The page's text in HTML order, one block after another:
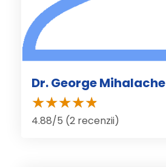
Dr. George Mihalache
4.88/5 (2 recenzii)